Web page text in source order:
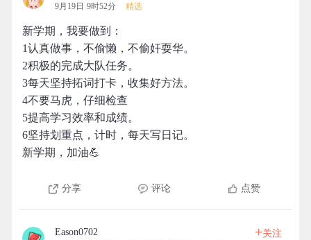
9月19日 9时52分 精选
新学期，我要做到：
1认真做事，不偷懒，不偷奸耍华。
2积极的完成大队任务。
3每天坚持拓词打卡，收集好方法。
4不要马虎，仔细检查
5提高学习效率和成绩。
6坚持划重点，计时，每天写日记。
新学期，加油💪
分享 评论 点赞
Eason0702 +关注